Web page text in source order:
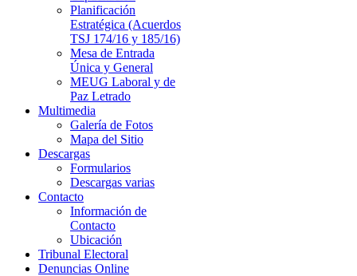
Planificación
Estratégica (Acuerdos
TSJ 174/16 y 185/16)
Mesa de Entrada
Única y General
MEUG Laboral y de
Paz Letrado
Multimedia
Galería de Fotos
Mapa del Sitio
Descargas
Formularios
Descargas varias
Contacto
Información de
Contacto
Ubicación
Tribunal Electoral
Denuncias Online